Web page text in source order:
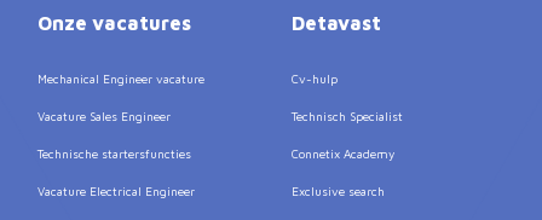
Onze vacatures
Mechanical Engineer vacature
Vacature Sales Engineer
Technische startersfuncties
Vacature Electrical Engineer
Detavast
Cv-hulp
Technisch Specialist
Connetix Academy
Exclusive search